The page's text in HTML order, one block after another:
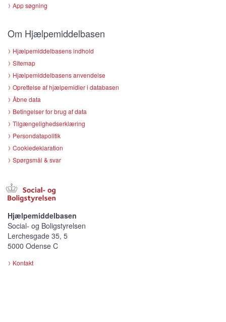
App søgning
Om Hjælpemiddelbasen
Hjælpemiddelbasens indhold
Sitemap
Hjælpemiddelbasens anvendelse
Oprettelse af hjælpemidler i databasen
Åbne data
Betingelser for brug af data
Tilgængelighedserklæring
Persondatapolitik
Cookiedeklaration
Spørgsmål & svar
Hjælpemiddelbasen
Social- og Boligstyrelsen
Lerchesgade 35, 5
5000 Odense C
Kontakt